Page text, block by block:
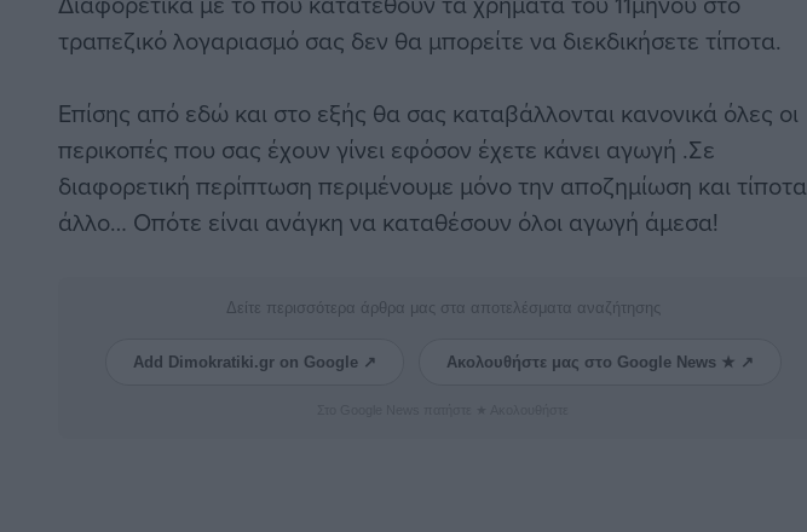
τραπεζικό λογαριασμό σας δεν θα μπορείτε να διεκδικήσετε τίποτα.
Επίσης από εδώ και στο εξής θα σας καταβάλλονται κανονικά όλες οι
περικοπές που σας έχουν γίνει εφόσον έχετε κάνει αγωγή .Σε
διαφορετική περίπτωση περιμένουμε μόνο την αποζημίωση και τίποτα
άλλο… Οπότε είναι ανάγκη να καταθέσουν όλοι αγωγή άμεσα!
Δείτε περισσότερα άρθρα μας στα αποτελέσματα αναζήτησης
Add Dimokratiki.gr on Google ↗ Ακολουθήστε μας στο Google News ★ ↗